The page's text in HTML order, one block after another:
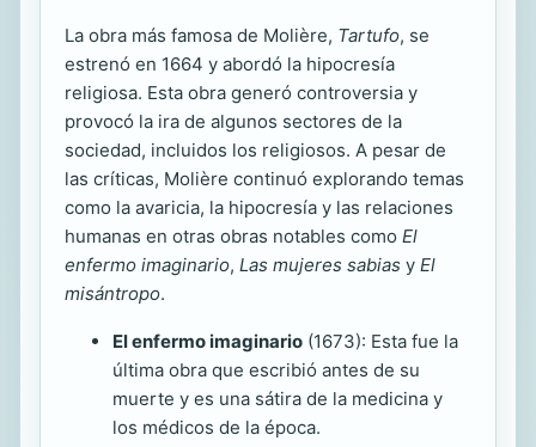
La obra más famosa de Molière, Tartufo, se
estrenó en 1664 y abordó la hipocresía
religiosa. Esta obra generó controversia y
provocó la ira de algunos sectores de la
sociedad, incluidos los religiosos. A pesar de
las críticas, Molière continuó explorando temas
como la avaricia, la hipocresía y las relaciones
humanas en otras obras notables como El
enfermo imaginario, Las mujeres sabias y El
misántropo.
El enfermo imaginario (1673): Esta fue la
última obra que escribió antes de su
muerte y es una sátira de la medicina y
los médicos de la época.